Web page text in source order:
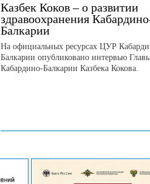
Казбек Коков – о развитии
здравоохранения
Балкарии
На официальных ресурсах ЦУР
Балкарии опубликовано интервью
Кабардино-Балкарии Казбека Кокова.